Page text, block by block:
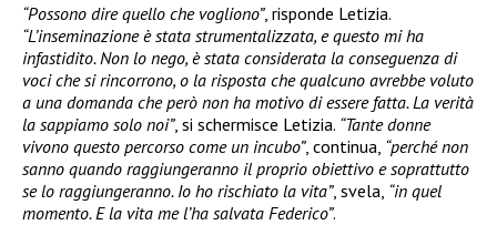
“Possono dire quello che vogliono”, risponde Letizia.
“L’inseminazione è stata strumentalizzata, e questo mi ha
infastidito. Non lo nego, è stata considerata la conseguenza di
voci che si rincorrono, o la risposta che qualcuno avrebbe voluto
a una domanda che però non ha motivo di essere fatta. La verità
la sappiamo solo noi”, si schermisce Letizia. “Tante donne
vivono questo percorso come un incubo”, continua, “perché non
sanno quando raggiungeranno il proprio obiettivo e soprattutto
se lo raggiungeranno. Io ho rischiato la vita”, svela, “in quel
momento. E la vita me l’ha salvata Federico”.